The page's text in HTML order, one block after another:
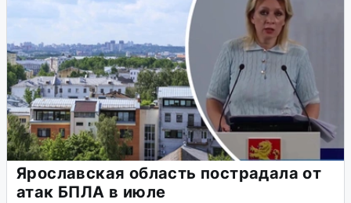
Ярославская область пострадала от
атак БПЛА в июле